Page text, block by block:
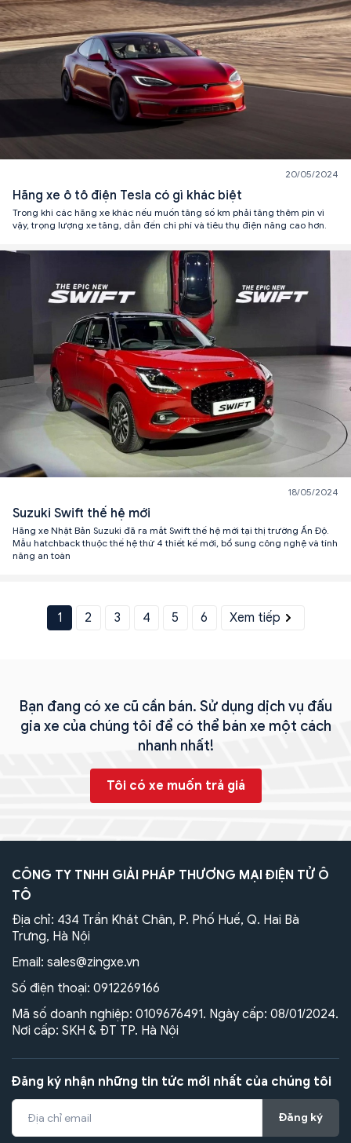
20/05/2024
Hãng xe ô tô điện Tesla có gì khác biệt
Trong khi các hãng xe khác nếu muốn tăng số km phải tăng thêm pin vì
vậy, trọng lượng xe tăng, dẫn đến chi phí và tiêu thụ điện năng cao hơn.
18/05/2024
Suzuki Swift thế hệ mới
Hãng xe Nhật Bản Suzuki đã ra mắt Swift thế hệ mới tại thị trường Ấn Độ.
Mẫu hatchback thuộc thế hệ thứ 4 thiết kế mới, bổ sung công nghệ và tính
năng an toàn
1 2 3 4 5 6 Xem tiếp
Bạn đang có xe cũ cần bán. Sử dụng dịch vụ đấu
gia xe của chúng tôi để có thể bán xe một cách
nhanh nhất!
Tôi có xe muốn trả giá
CÔNG TY TNHH GIẢI PHÁP THƯƠNG MẠI ĐIỆN TỬ Ô
TÔ
Địa chỉ: 434 Trần Khát Chân, P. Phố Huế, Q. Hai Bà
Trưng, Hà Nội
Email: sales@zingxe.vn
Số điện thoại: 0912269166
Mã số doanh nghiệp: 0109676491. Ngày cấp: 08/01/2024.
Nơi cấp: SKH & ĐT TP. Hà Nội
Đăng ký nhận những tin tức mới nhất của chúng tôi
Đăng ký